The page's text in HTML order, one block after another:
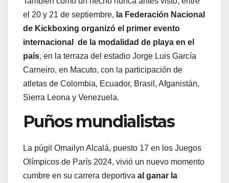
el 20 y 21 de septiembre, la Federación Nacional
de Kickboxing organizó el primer evento
internacional de la modalidad de playa en el
país, en la terraza del estadio Jorge Luis García
Carneiro, en Macuto, con la participación de
atletas de Colombia, Ecuador, Brasil, Afganistán,
Sierra Leona y Venezuela.
Puños mundialistas
La púgil Omailyn Alcalá, puesto 17 en los Juegos
Olímpicos de París 2024, vivió un nuevo momento
cumbre en su carrera deportiva al ganar la